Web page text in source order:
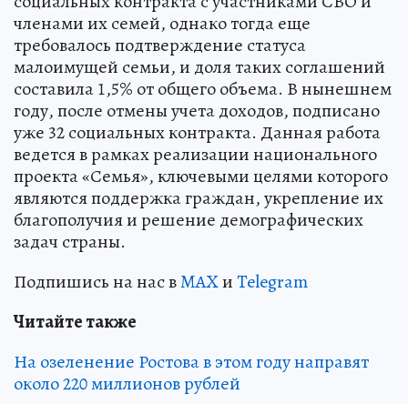
членами их семей, однако тогда еще
требовалось подтверждение статуса
малоимущей семьи, и доля таких соглашений
составила 1,5% от общего объема. В нынешнем
году, после отмены учета доходов, подписано
уже 32 социальных контракта. Данная работа
ведется в рамках реализации национального
проекта «Семья», ключевыми целями которого
являются поддержка граждан, укрепление их
благополучия и решение демографических
задач страны.
Подпишись на нас вMAXиTelegram
Читайте также
На озеленение Ростова в этом году направят
около 220 миллионов рублей